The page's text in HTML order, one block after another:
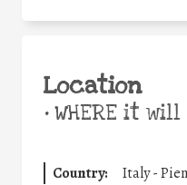
Location
•WHERE it
Country:
Italy -